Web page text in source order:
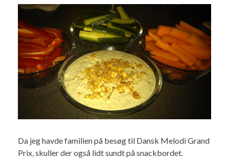
Da jeg havde familien på besøg til Dansk Melodi Grand
Prix, skuller der også lidt sundt på snackbordet.